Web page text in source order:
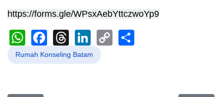
https://forms.gle/WPsxAebYttczwoYp9
WhatsApp
Facebook
Threads
LinkedIn
Copy
Rumah Konseling Batam